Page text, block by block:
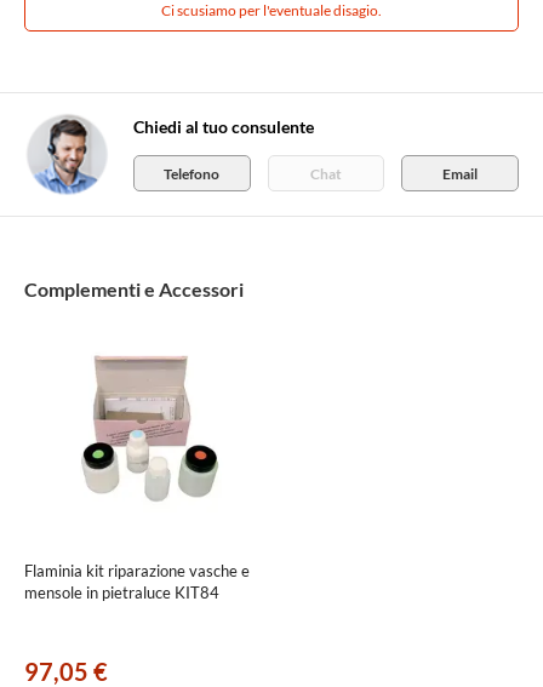
Ci scusiamo per l'eventuale disagio.
Complementi e Accessori
Flaminia kit riparazione vasche e
mensole in pietraluce KIT84
97,05 €
Chiedi al tuo consulente
Telefono Chat Email